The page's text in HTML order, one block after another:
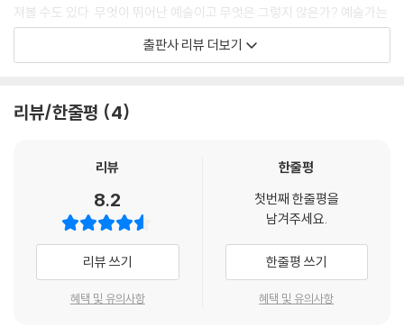
그것은 막다른 길 앞에 선, 전망을 잃어버린 사람의 독백 같기도 하다... “재
즈의 잠재력이 고갈되었다고 생각하기에는 아직 때가 너무 이르다. 게다가
그냥 재즈를 들으면서 재즈 스스로가 자신의 미래를 헤쳐나가도록 내버려
--- p.90
교육은 한 사람이 자신에게 영혼이 있다는 증언의 과정이자, 자신의 영혼
을 주어진 재료를 통해 표현하고 나누는 타인과의 소통 과정이다.
--- p.104
아마도 ‘볼 수 있는 것’과 ‘말할 수 있는 것’의 거리 때문일 테다. 그런데 어쩌
면 그 거리야말로 비평, 아니 철학이 태어나는 장소일지도 모른다.
져볼 수도 있다. 무엇이 뛰어난 예술이고 무엇은 그렇지 않은가? 예술가는
만들어지는가, 아니면 태어나는가? 예술을 둘러싼 질문은 이처럼 꼬리에
자로 저술 번역 및 다양한 연구 활동을 활발히 펼치는 이상길 역시 같은 질
사람이 예술을 공부하(려)는 이들, 예술과 사회를 더 잘 이해하고자 하는
미셸 푸코, 노르베르트 엘리아스, 에드워드 사이드…
함께 만나는 거장의 예술책들
출판사 리뷰 더보기
리뷰/한줄평 4
리뷰
8.2
리뷰 쓰기
혜택 및 유의사항
한줄평
첫번째 한줄평을
남겨주세요.
한줄평 쓰기
혜택 및 유의사항